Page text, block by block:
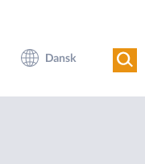
Dansk